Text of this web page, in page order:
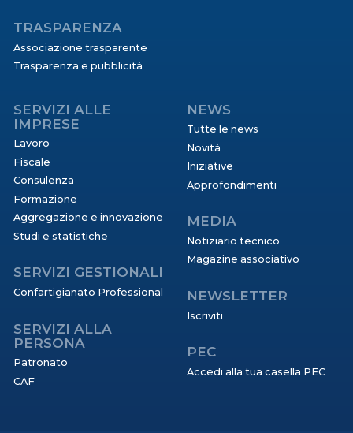
TRASPARENZA
Associazione trasparente
Trasparenza e pubblicità
SERVIZI ALLE
IMPRESE
Lavoro
Fiscale
Consulenza
Formazione
Aggregazione e innovazione
Studi e statistiche
SERVIZI GESTIONALI
Confartigianato Professional
SERVIZI ALLA
PERSONA
Patronato
CAF
NEWS
Tutte le news
Novità
Iniziative
Approfondimenti
MEDIA
Notiziario tecnico
Magazine associativo
NEWSLETTER
Iscriviti
PEC
Accedi alla tua casella PEC